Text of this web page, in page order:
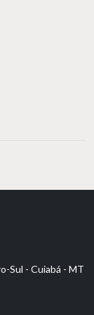
Sul - Cuiabá - MT